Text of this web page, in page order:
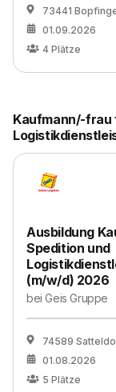
73441
01.09.2026
4 Plätze
Kaufmann/-frau
Ausbildung
Spedition und
(m/w/d) 2026
beiGeis Gruppe
74589
01.08.2026
5 Plätze